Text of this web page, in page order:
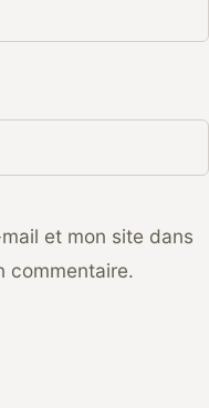
et mon site dans
commentaire.